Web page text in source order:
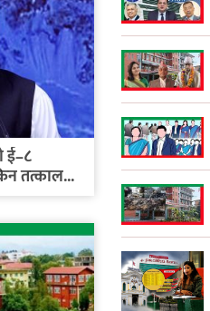
ई–८
तत्काल...